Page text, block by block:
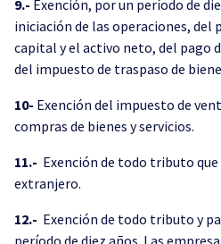
9.- Exención, por un período de
iniciación de las operaciones, del
capital y el activo neto, del
del impuesto de traspaso de
10- Exención del impuesto de
compras de bienes y servicios.
11.- Exención de todo tributo
extranjero.
12.- Exención de todo tributo y
período de diez años. Las